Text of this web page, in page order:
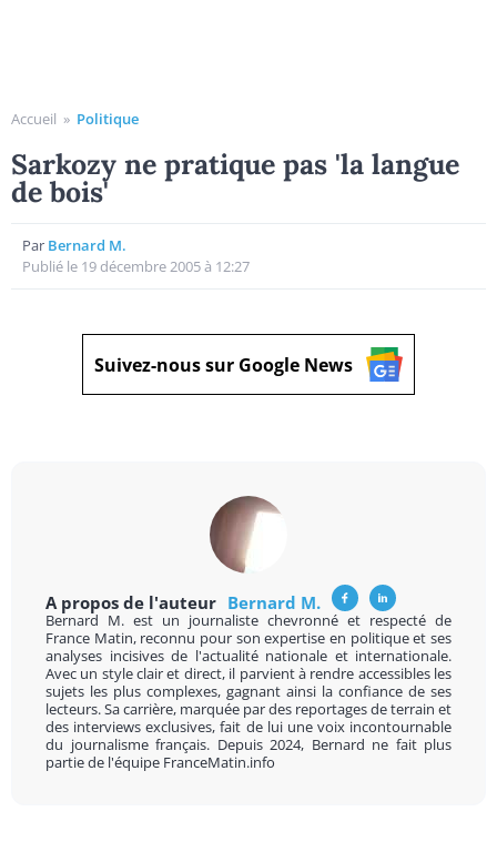
Accueil » Politique
Sarkozy ne pratique pas 'la langue
de bois'
Par Bernard M.
Publié le 19 décembre 2005 à 12:27
Suivez-nous sur Google News
A propos de l'auteur Bernard M.
Bernard M. est un journaliste chevronné et respecté de
France Matin, reconnu pour son expertise en politique et ses
analyses incisives de l'actualité nationale et internationale.
Avec un style clair et direct, il parvient à rendre accessibles les
sujets les plus complexes, gagnant ainsi la confiance de ses
lecteurs. Sa carrière, marquée par des reportages de terrain et
des interviews exclusives, fait de lui une voix incontournable
du journalisme français. Depuis 2024, Bernard ne fait plus
partie de l'équipe FranceMatin.info